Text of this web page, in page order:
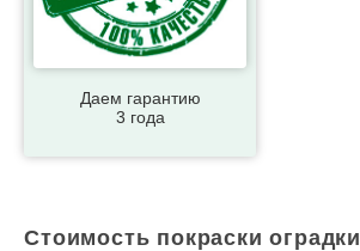
Даем гарантию
3 года
Стоимость покраски оградки